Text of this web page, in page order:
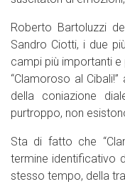
Roberto Bartoluzzi
Sandro Ciotti, i due
campi più importanti e
“Clamoroso al
della coniazione
purtroppo, non
Sta di fatto che
termine identificativo
stesso tempo, della